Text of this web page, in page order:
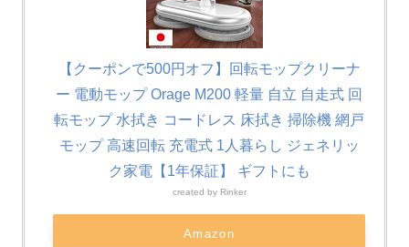
【クーポンで500円オフ】回転モップクリーナ
ー 電動モップ Orage M200 軽量 自立 自走式 回
転モップ 水拭き コードレス 床拭き 掃除機 網戸
モップ 高速回転 充電式 1人暮らし ジェネリッ
ク家電【1年保証】 ギフトにも
created by Rinker
Amazon